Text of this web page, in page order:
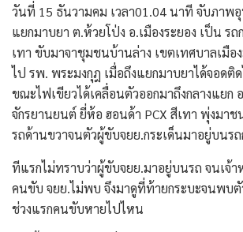
วันที่ 15 ธันวามคม เวลา01.04 นาที จับภาพ
แยกมาบยา ต.ห้วยโป่ง อ.เมืองระยอง เป็น รถ
เทา ขับมาจาชุมชนบ้านล่าง เขตเทศบาลเมื
ไป รพ. พระมงกุฎ เมื่อถึงแยกมาบยาได้จอดติ
ขณะไฟเขียวได้เคลื่อนตัวออกมาถึงกลางแยก
จักรยานยนต์ ยี่ห้อ ฮอนด้า PCX สีเทา พุ่งมาช
รถด้านขวาจนตัวผู้ขับจยย.กระเด็นมาอยู่บนรถ
ทีแรกไม่ทราบว่าผู้ขับจยย.มาอยู่บนรถ จนเจ้
คนขับ จยย.ไม่พบ จึงมาดูที่ท้ายกระบะจนพบตั
ช่วงแรกคนขับหายไปไหน